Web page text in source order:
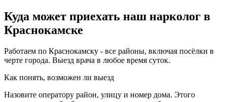
Куда может приехать наш нарколог в
Краснокамске
Работаем по Краснокамску - все районы, включая посёлки в
черте города. Выезд врача в любое время суток.
Как понять, возможен ли выезд
Назовите оператору район, улицу и номер дома. Этого